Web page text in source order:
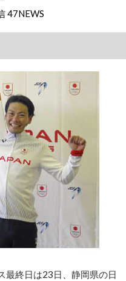
47NEWS
最終日は23日、静岡県の日